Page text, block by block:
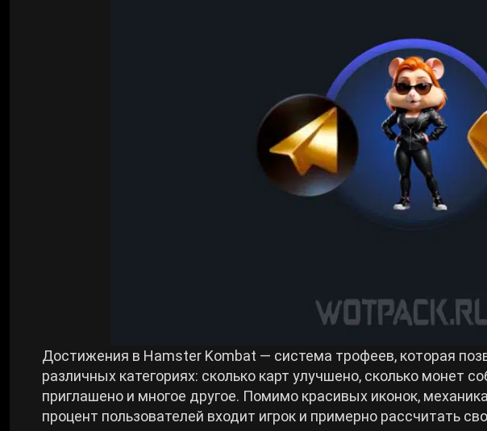
Hogwarts Legacy
Cyberpunk 2077
Достижения в Hamster Kombat — система трофеев, которая
различных категориях: сколько карт улучшено, сколько монет
приглашено и многое другое. Помимо красивых иконок,
процент пользователей входит игрок и примерно рассчитать